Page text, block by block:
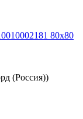
80x80
(Россия))